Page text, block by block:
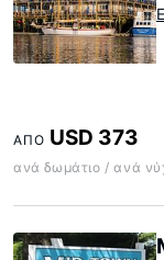
ΑΠΌ USD 373
ανά δωμάτιο / ανά